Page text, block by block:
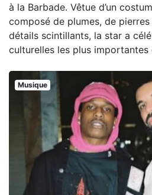
à la Barbade. Vêtue d’un
composé de plumes, de
détails scintillants, la star a
culturelles les plus importantes
Musique